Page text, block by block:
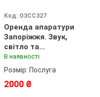
Код: ОЗСС327
Оренда апаратури
Запоріжжя. Звук,
світло та
спецефекти
В наявності
Розмір: Послуга
2000 ₴